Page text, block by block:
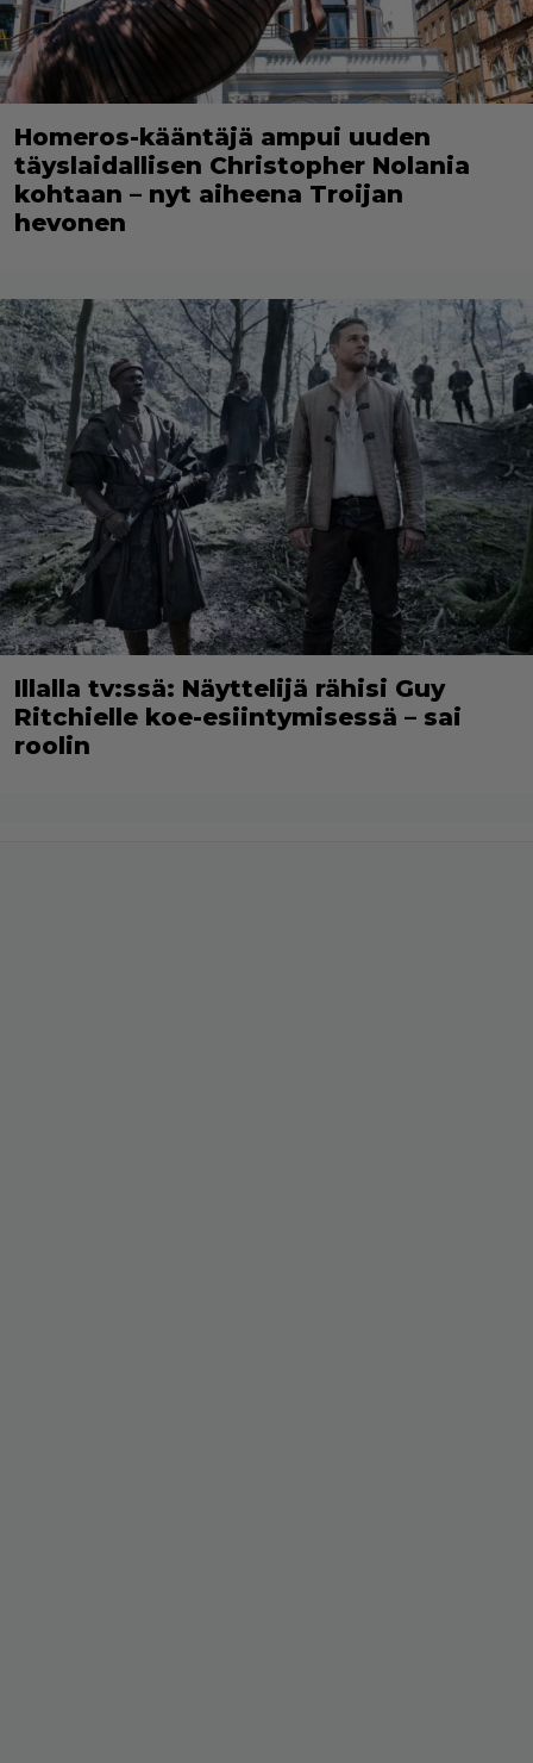
Homeros-kääntäjä ampui uuden
täyslaidallisen Christopher Nolania
kohtaan – nyt aiheena Troijan
hevonen
Illalla tv:ssä: Näyttelijä rähisi Guy
Ritchielle koe-esiintymisessä – sai
roolin